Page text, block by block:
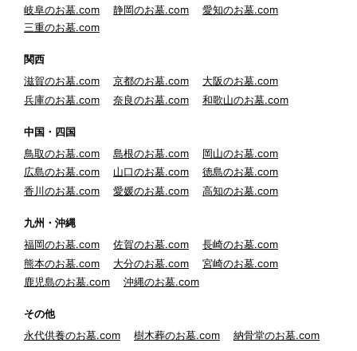
岐阜のお墓.com
静岡のお墓.com
愛知のお墓.com
三重のお墓.com
関西
滋賀のお墓.com
京都のお墓.com
大阪のお墓.com
兵庫のお墓.com
奈良のお墓.com 和歌山のお墓.com
中国・四国
鳥取のお墓.com
島根のお墓.com
岡山のお墓.com
広島のお墓.com
山口のお墓.com
徳島のお墓.com
香川のお墓.com
愛媛のお墓.com 高知のお墓.com
九州・沖縄
福岡のお墓.com
佐賀のお墓.com
長崎のお墓.com
熊本のお墓.com
大分のお墓.com
宮崎のお墓.com
鹿児島のお墓.com
沖縄のお墓.com
その他
永代供養のお墓.com
樹木葬のお墓.com 納骨堂のお墓.com